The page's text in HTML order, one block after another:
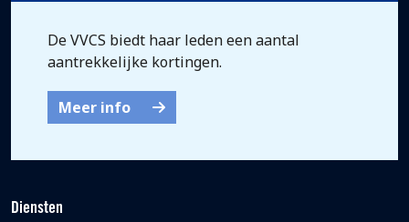
De VVCS biedt haar leden een aantal
aantrekkelijke kortingen.
Meer info
Diensten